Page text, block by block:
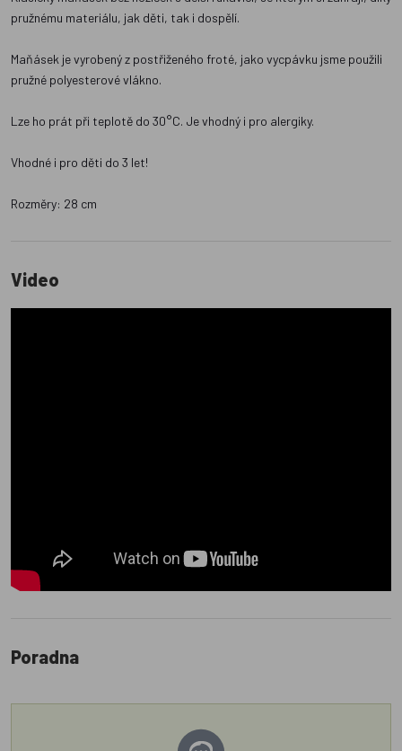
pružnému materiálu, jak děti, tak i dospělí.
Maňásek je vyrobený z postřiženého froté, jako vycpávku jsme použili
pružné polyesterové vlákno.
Lze ho prát při teplotě do 30°C. Je vhodný i pro alergiky.
Vhodné i pro děti do 3 let!
Rozměry: 28 cm
Video
Poradna